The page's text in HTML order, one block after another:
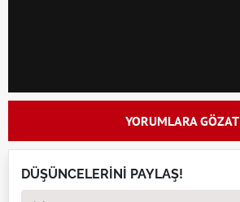
YORUMLARA GÖZAT
DÜŞÜNCELERİNİ PAYLAŞ!